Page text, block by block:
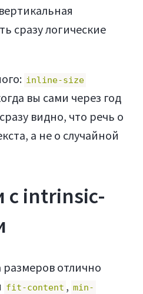
сразу логические
inline-size
вы сами через год
видно, что речь о
а не о случайной
с intrinsic-
размеров отлично
fit-content , min-